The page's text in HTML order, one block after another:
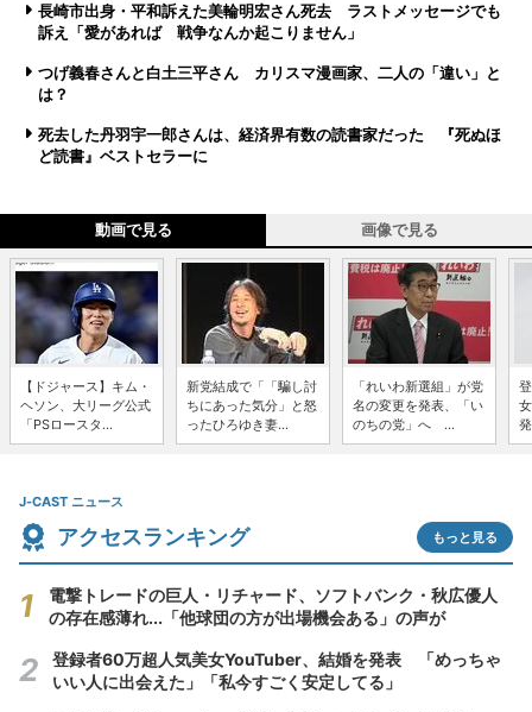
長崎市出身・平和訴えた美輪明宏さん死去 ラストメッセージでも
訴え「愛があれば 戦争なんか起こりません」
つげ義春さんと白土三平さん カリスマ漫画家、二人の「違い」と
は？
死去した丹羽宇一郎さんは、経済界有数の読書家だった 『死ぬほ
ど読書』ベストセラーに
動画で見る 画像で見る
【ドジャース】キム・
ヘソン、大リーグ公式
「PSロースタ...
新党結成で「「騙し討
ちにあった気分」と怒
ったひろゆき妻...
「れいわ新選組」が党
名の変更を発表、「い
のちの党」へ ...
J-CAST ニュース
アクセスランキング もっと見る
電撃トレードの巨人・リチャード、ソフトバンク・秋広優人
の存在感薄れ...「他球団の方が出場機会ある」の声が
登録者60万超人気美女YouTuber、結婚を発表 「めっちゃ
いい人に出会えた」「私今すごく安定してる」